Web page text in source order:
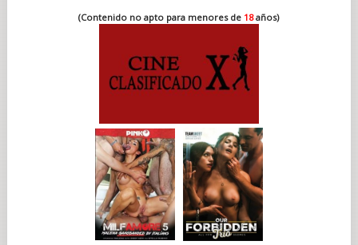
(Contenido no apto para menores de 18años)